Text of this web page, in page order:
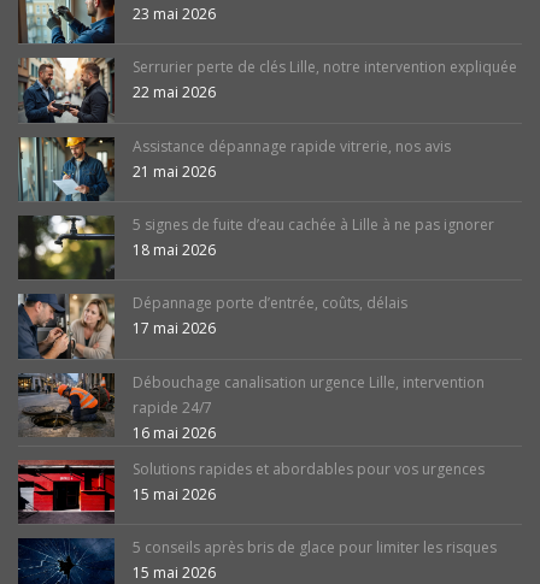
23 mai 2026
Serrurier perte de clés Lille, notre intervention expliquée
22 mai 2026
Assistance dépannage rapide vitrerie, nos avis
21 mai 2026
5 signes de fuite d’eau cachée à Lille à ne pas ignorer
18 mai 2026
Dépannage porte d’entrée, coûts, délais
17 mai 2026
Débouchage canalisation urgence Lille, intervention
rapide 24/7
16 mai 2026
Solutions rapides et abordables pour vos urgences
15 mai 2026
5 conseils après bris de glace pour limiter les risques
15 mai 2026